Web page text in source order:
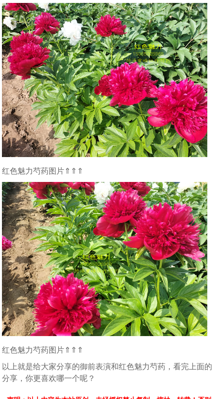
红色魅力芍药图片⇑⇑⇑
红色魅力芍药图片⇑⇑⇑
以上就是给大家分享的御前表演和红色魅力芍药，看完上面的
分享，你更喜欢哪一个呢？